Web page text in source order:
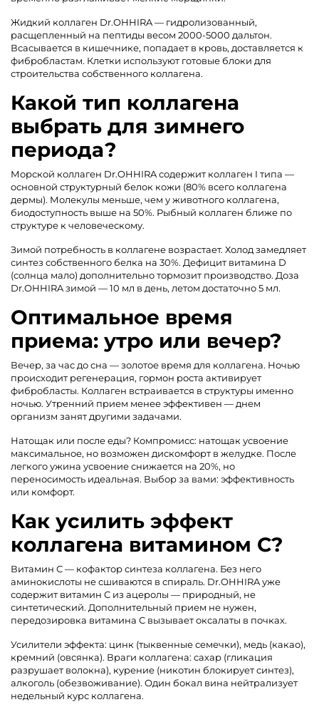
Жидкий коллаген Dr.OHHIRA — гидролизованный,
расщепленный на пептиды весом 2000-5000 дальтон.
Всасывается в кишечнике, попадает в кровь, доставляется к
фибробластам. Клетки используют готовые блоки для
строительства собственного коллагена.
Какой тип коллагена
выбрать для зимнего
периода?
Морской коллаген Dr.OHHIRA содержит коллаген I типа —
основной структурный белок кожи (80% всего коллагена
дермы). Молекулы меньше, чем у животного коллагена,
биодоступность выше на 50%. Рыбный коллаген ближе по
структуре к человеческому.
Зимой потребность в коллагене возрастает. Холод замедляет
синтез собственного белка на 30%. Дефицит витамина D
(солнца мало) дополнительно тормозит производство. Доза
Dr.OHHIRA зимой — 10 мл в день, летом достаточно 5 мл.
Оптимальное время
приема: утро или вечер?
Вечер, за час до сна — золотое время для коллагена. Ночью
происходит регенерация, гормон роста активирует
фибробласты. Коллаген встраивается в структуры именно
ночью. Утренний прием менее эффективен — днем
организм занят другими задачами.
Натощак или после еды? Компромисс: натощак усвоение
максимальное, но возможен дискомфорт в желудке. После
легкого ужина усвоение снижается на 20%, но
переносимость идеальная. Выбор за вами: эффективность
или комфорт.
Как усилить эффект
коллагена витамином С?
Витамин С — кофактор синтеза коллагена. Без него
аминокислоты не сшиваются в спираль. Dr.OHHIRA уже
содержит витамин С из ацеролы — природный, не
синтетический. Дополнительный прием не нужен,
передозировка витамина С вызывает оксалаты в почках.
Усилители эффекта: цинк (тыквенные семечки), медь (какао),
кремний (овсянка). Враги коллагена: сахар (гликация
разрушает волокна), курение (никотин блокирует синтез),
алкоголь (обезвоживание). Один бокал вина нейтрализует
недельный курс коллагена.